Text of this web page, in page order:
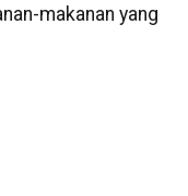
makanan yang